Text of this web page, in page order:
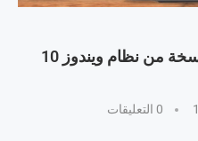
شركة مايكروسوفت تطلق نسخة من نظام ويندوز 10
0 التعليقات